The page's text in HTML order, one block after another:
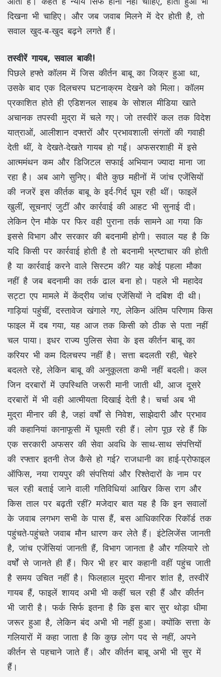
दिखना भी चाहिए। और जब जवाब मिलने में देर होती है, तो
सवाल खुद-ब-खुद बढ़ने लगते हैं।
तस्वीरें गायब, सवाल बाकी!
पिछले हफ्ते कॉलम में जिस कीर्तन बाबू का जिक्र हुआ था,
उसके बाद एक दिलचस्प घटनाक्रम देखने को मिला। कॉलम
प्रकाशित होते ही एडिशनल साहब के सोशल मीडिया खाते
अचानक तपस्वी मुद्रा में चले गए। जो तस्वीरें कल तक विदेश
यात्राओं, आलीशान दफ्तरों और प्रभावशाली संगतों की गवाही
देती थीं, वे देखते-देखते गायब हो गईं। अफसरशाही में इसे
आत्ममंथन कम और डिजिटल सफाई अभियान ज्यादा माना जा
रहा है। अब आगे सुनिए। बीते कुछ महीनों में जांच एजेंसियों
की नजरें इस कीर्तक बाबू के इर्द-गिर्द घूम रही थीं। फाइलें
खुलीं, सूचनाएं जुटीं और कार्रवाई की आहट भी सुनाई दी।
लेकिन ऐन मौके पर फिर वही पुराना तर्क सामने आ गया कि
इससे विभाग और सरकार की बदनामी होगी। सवाल यह है कि
यदि किसी पर कार्रवाई होती है तो बदनामी भ्रष्टाचार की होती
है या कार्रवाई करने वाले सिस्टम की? यह कोई पहला मौका
नहीं है जब बदनामी का तर्क ढाल बना हो। पहले भी महादेव
सट्टा एप मामले में केंद्रीय जांच एजेंसियों ने दबिश दी थी।
गाड़ियां पहुंचीं, दस्तावेज खंगाले गए, लेकिन अंतिम परिणाम किस
फाइल में दब गया, यह आज तक किसी को ठीक से पता नहीं
चल पाया। इधर राज्य पुलिस सेवा के इस कीर्तन बाबू का
करियर भी कम दिलचस्प नहीं है। सत्ता बदलती रही, चेहरे
बदलते रहे, लेकिन बाबू की अनुकूलता कभी नहीं बदली। कल
जिन दरबारों में उपस्थिति जरूरी मानी जाती थी, आज दूसरे
दरबारों में भी वही आत्मीयता दिखाई देती है। चर्चा अब भी
मुद्रा मीनार की है, जहां वर्षों से निवेश, साझेदारी और प्रभाव
की कहानियां कानाफूसी में घूमती रही हैं। लोग पूछ रहे हैं कि
एक सरकारी अफसर की सेवा अवधि के साथ-साथ संपत्तियों
की रफ्तार इतनी तेज कैसे हो गई? राजधानी का हाई-प्रोफाइल
ऑफिस, नया रायपुर की संपत्तियां और रिश्तेदारों के नाम पर
चल रही बताई जाने वाली गतिविधियां आखिर किस राग और
किस ताल पर बढ़ती रहीं? मजेदार बात यह है कि इन सवालों
के जवाब लगभग सभी के पास हैं, बस आधिकारिक रिकॉर्ड तक
पहुंचते-पहुंचते जवाब मौन धारण कर लेते हैं। इंटेलिजेंस जानती
है, जांच एजेंसियां जानती हैं, विभाग जानता है और गलियारे तो
वर्षों से जानते ही हैं। फिर भी हर बार कहानी वहीं पहुंच जाती
है समय उचित नहीं है। फिलहाल मुद्रा मीनार शांत है, तस्वीरें
गायब हैं, फाइलें शायद अभी भी कहीं चल रही हैं और कीर्तन
भी जारी है। फर्क सिर्फ इतना है कि इस बार सुर थोड़ा धीमा
जरूर हुआ है, लेकिन बंद अभी भी नहीं हुआ। क्योंकि सत्ता के
गलियारों में कहा जाता है कि कुछ लोग पद से नहीं, अपने
कीर्तन से पहचाने जाते हैं। और कीर्तन बाबू अभी भी सुर में
हैं।